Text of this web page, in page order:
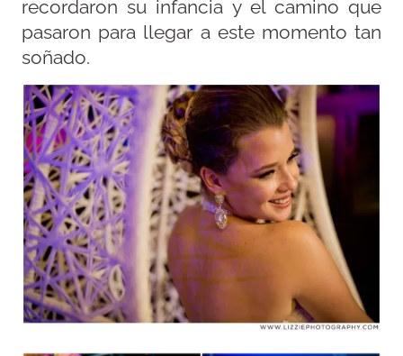
recordaron su infancia y el camino que
pasaron para llegar a este momento tan
soñado.